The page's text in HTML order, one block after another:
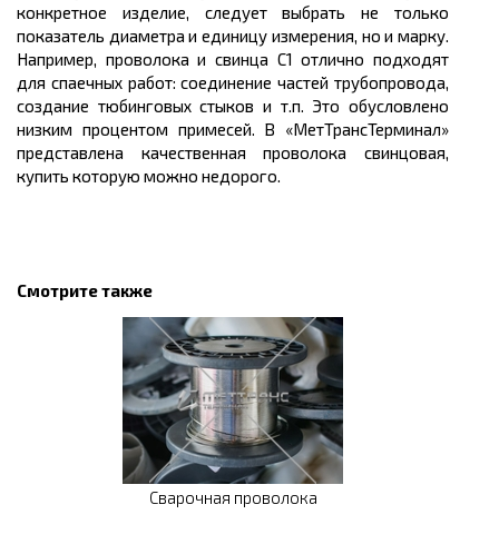
конкретное изделие, следует выбрать не только
показатель диаметра и единицу измерения, но и марку.
Например, проволока и свинца С1 отлично подходят
для спаечных работ: соединение частей трубопровода,
создание тюбинговых стыков и т.п. Это обусловлено
низким процентом примесей. В «МетТрансТерминал»
представлена качественная проволока свинцовая,
купить которую можно недорого.
Смотрите также
Сварочная проволока